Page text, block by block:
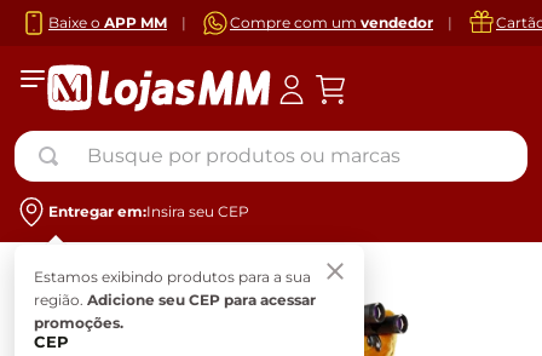
Baixe o APP MM | Compre com um vendedor |
Busque por produtos ou marcas
Entregar em:Insira seu CEP
Estamos exibindo produtos para a sua
região. Adicione seu CEP para acessar
promoções.
CEP